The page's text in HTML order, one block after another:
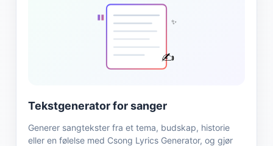
✍️
" ✨
Tekstgenerator for sanger
Generer sangtekster fra et tema, budskap, historie
eller en følelse med Csong Lyrics Generator, og gjør